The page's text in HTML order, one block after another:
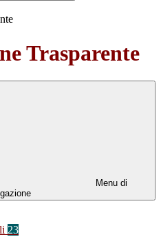
Trasparente
Menu di
23